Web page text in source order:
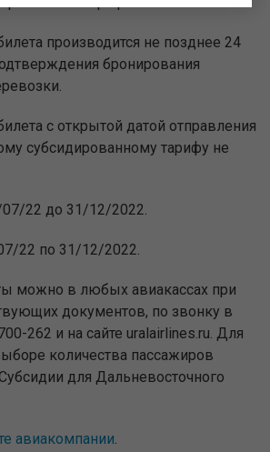
производится не позднее 24
бронирования
с открытой датой отправления
субсидированному тарифу не
22 до 31/12/2022.
22 по 31/12/2022.
можно в любых авиакассах при
документов, по звонку в
262 и на сайте uralairlines.ru. Для
количества пассажиров
для Дальневосточного
авиакомпании.